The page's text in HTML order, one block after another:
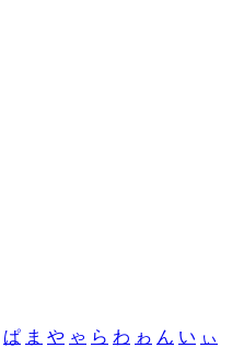
ぱ ま や ゃ ら わ ゎ ん い ぃ